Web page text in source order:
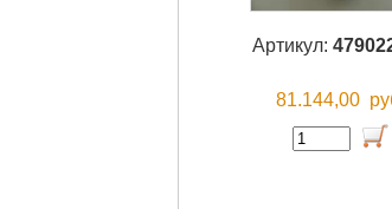
Артикул:
81.144,00